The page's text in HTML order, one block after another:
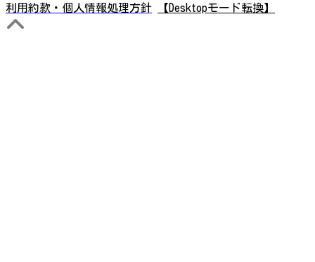
利用約款・個人情報処理方針
【Desktopモード転換】